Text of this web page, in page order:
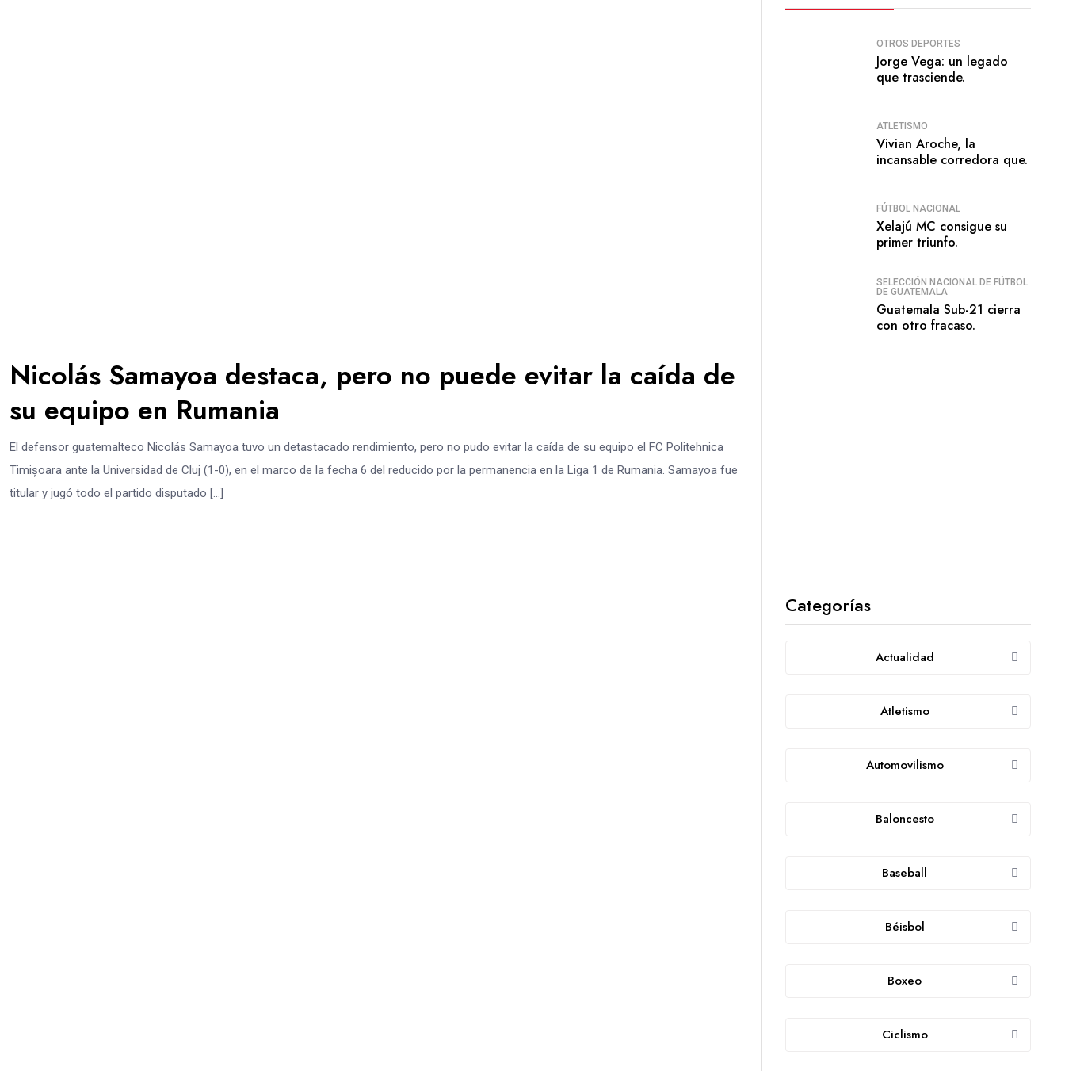
Nicolás Samayoa destaca, pero no puede evitar la caída de
su equipo en Rumania
El defensor guatemalteco Nicolás Samayoa tuvo un detastacado rendimiento, pero no pudo evitar la caída de su equipo el FC Politehnica
Timișoara ante la Universidad de Cluj (1-0), en el marco de la fecha 6 del reducido por la permanencia en la Liga 1 de Rumania. Samayoa fue
titular y jugó todo el partido disputado […]
OTROS DEPORTES
Jorge Vega: un legado
que trasciende.
ATLETISMO
Vivian Aroche, la
incansable corredora que.
FÚTBOL NACIONAL
Xelajú MC consigue su
primer triunfo.
SELECCIÓN NACIONAL DE FÚTBOL
DE GUATEMALA
Guatemala Sub-21 cierra
con otro fracaso.
Categorías
Actualidad
Atletismo
Automovilismo
Baloncesto
Baseball
Béisbol
Boxeo
Ciclismo